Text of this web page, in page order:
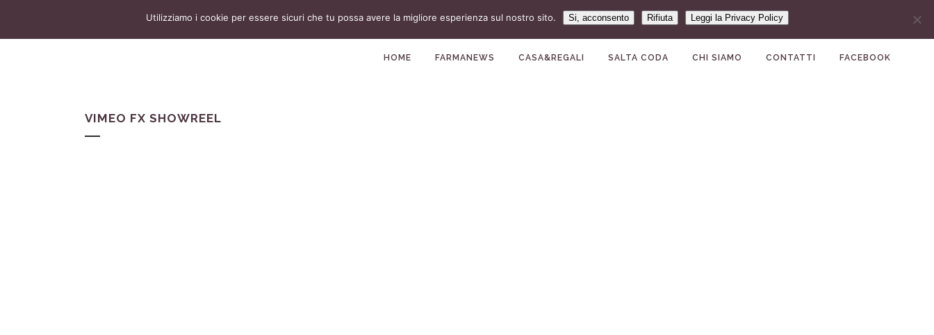
HOME FARMANEWS CASA&REGALI SALTA CODA CHI SIAMO CONTATTI FACEBOOK
VIMEO FX SHOWREEL
Utilizziamo i cookie per essere sicuri che tu possa avere la migliore esperienza sul nostro sito. Si, acconsento Rifiuta Leggi la Privacy Policy